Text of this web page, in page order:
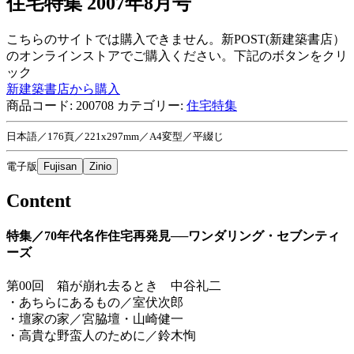
こちらのサイトでは購入できません。新POST(新建築書店）
のオンラインストアでご購入ください。下記のボタンをクリ
ック
新建築書店から購入
商品コード: 200708 カテゴリー: 住宅特集
日本語／176頁／221x297mm／A4変型／平綴じ
電子版 Fujisan Zinio
Content
特集／70年代名作住宅再発見──ワンダリング・セブンティ
ーズ
第00回 箱が崩れ去るとき 中谷礼二
・あちらにあるもの／室伏次郎
・壇家の家／宮脇壇・山崎健一
・高貴な野蛮人のために／鈴木恂